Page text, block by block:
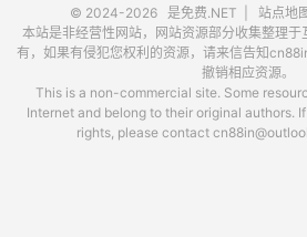
© 2024-2026 是免费.NET 站点地
本站是非经营性网站，网站资源部分收集整理
有，如果有侵犯您权利的资源，请来信告知
撤销相应资源。
This is a non-commercial site. Some
Internet and belong to their original authors.
rights, please contact